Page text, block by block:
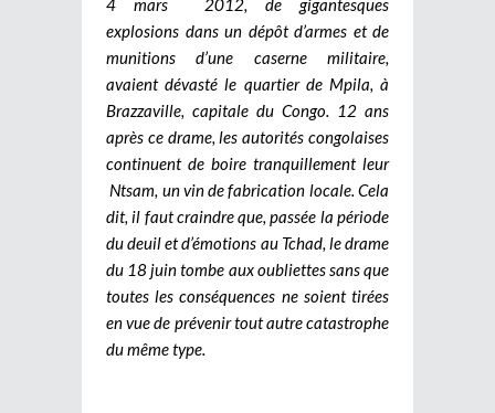
4 mars 2012, de gigantesques
explosions dans un dépôt d’armes et de
munitions d’une caserne militaire,
avaient dévasté le quartier de Mpila, à
Brazzaville, capitale du Congo. 12 ans
après ce drame, les autorités congolaises
continuent de boire tranquillement leur
Ntsam, un vin de fabrication locale. Cela
dit, il faut craindre que, passée la période
du deuil et d’émotions au Tchad, le drame
du 18 juin tombe aux oubliettes sans que
toutes les conséquences ne soient tirées
en vue de prévenir tout autre catastrophe
du même type.